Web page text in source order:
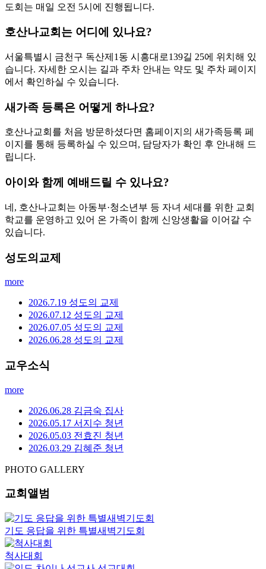
도회는 매일 오전 5시에 진행됩니다.
호산나교회는 어디에 있나요?
서울특별시 금천구 독산제1동 시흥대로139길 25에 위치해 있
습니다. 자세한 오시는 길과 주차 안내는 약도 및 주차 페이지
에서 확인하실 수 있습니다.
새가족 등록은 어떻게 하나요?
호산나교회를 처음 방문하셨다면 홈페이지의 새가족등록 페
이지를 통해 등록하실 수 있으며, 담당자가 확인 후 안내해 드
립니다.
아이와 함께 예배드릴 수 있나요?
네, 호산나교회는 아동부·청소년부 등 자녀 세대를 위한 교회
학교를 운영하고 있어 온 가족이 함께 신앙생활을 이어갈 수
있습니다.
성도의교제
more
2026.7.19 성도의 교제
2026.07.12 성도의 교제
2026.07.05 성도의 교제
2026.06.28 성도의 교제
교우소식
more
2026.06.28 김금숙 집사
2026.05.17 서지수 청년
2026.05.03 전효진 청년
2026.03.29 김혜준 청년
PHOTO GALLERY
교회앨범
기도 응답을 위한 특별새벽기도회
척사대회